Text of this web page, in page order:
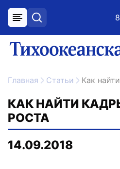
меню поиск
Главная Статьи Как
КАК НАЙТИ
РОСТА
14.09.2018